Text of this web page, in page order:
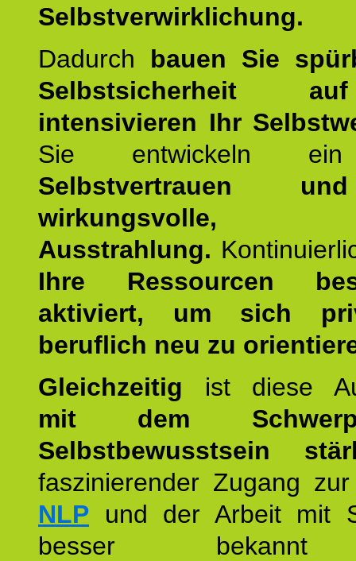
Selbstverwirklichung.
Dadurch bauen Sie
Selbstsicherheit
intensivieren Ihr
Sie entwickeln ein
Selbstvertrauen
wirkungsvolle,
Ausstrahlung.
Ihre Ressourcen
aktiviert, um sich
beruflich neu zu
Gleichzeitig ist diese
mit dem
Selbstbewusstsein
faszinierender Zugang
NLP und der Arbeit mit
besser